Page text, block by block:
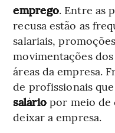
emprego. Entre as
recusa estão as
salariais,
movimentações
áreas da empresa.
de profissionais
salário por meio de
deixar a empresa.